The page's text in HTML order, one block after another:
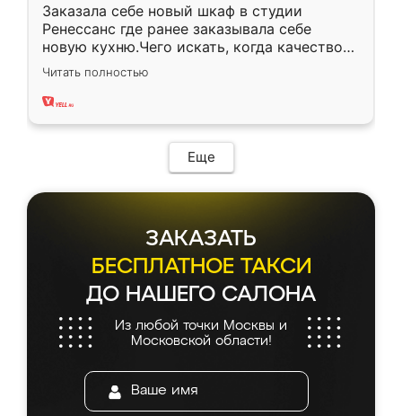
Заказала себе новый шкаф в студии
Ренессанс где ранее заказывала себе
новую кухню.Чего искать, когда качеством
вполне довольна. Служит кухня уже почти
два года, нареканий нет.
Читать полностью
Еще
ЗАКАЗАТЬ
БЕСПЛАТНОЕ ТАКСИ
ДО НАШЕГО САЛОНА
Из любой точки Москвы и
Московской области!